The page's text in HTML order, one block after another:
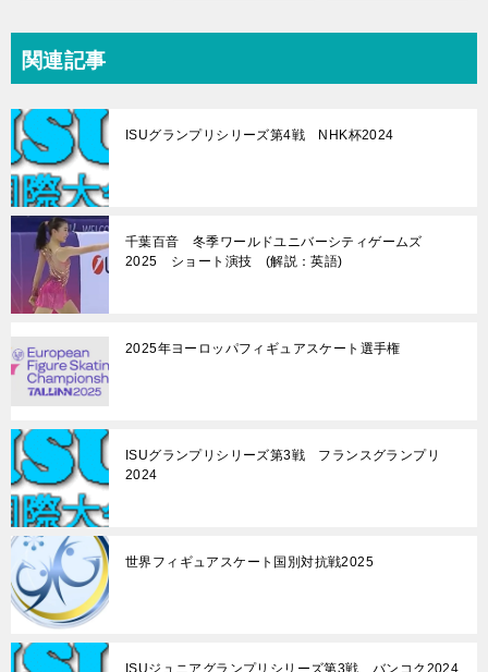
関連記事
ISUグランプリシリーズ第4戦 NHK杯2024
千葉百音 冬季ワールドユニバーシティゲームズ
2025 ショート演技 (解説：英語)
2025年ヨーロッパフィギュアスケート選手権
ISUグランプリシリーズ第3戦 フランスグランプリ
2024
世界フィギュアスケート国別対抗戦2025
ISUジュニアグランプリシリーズ第3戦 バンコク2024